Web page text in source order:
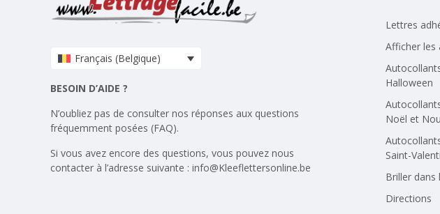
Français (Belgique)
BESOIN D’AIDE ?
N’oubliez pas de consulter nos réponses aux questions
fréquemment posées (FAQ).
Si vous avez encore des questions, vous pouvez nous
contacter à l’adresse suivante : info@Kleeflettersonline.be
Lettres
Afficher les
Halloween
Noël et
Saint-
Briller dans
Directions